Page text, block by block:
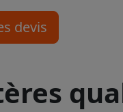
devis